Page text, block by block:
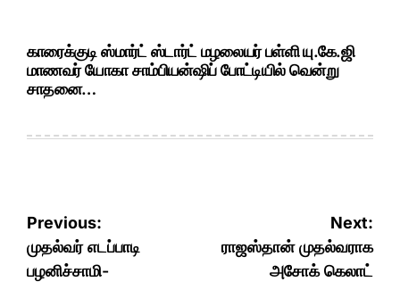
காரைக்குடி ஸ்மார்ட் ஸ்டார்ட் மழலையர் பள்ளி யு.கே.ஜி
மாணவர் யோகா சாம்பியன்ஷிப் போட்டியில் வென்று
சாதனை…
Post
navigation
Previous:
முதல்வர் எடப்பாடி
பழனிச்சாமி-
Next:
ராஜஸ்தான் முதல்வராக
அசோக் கெலாட்